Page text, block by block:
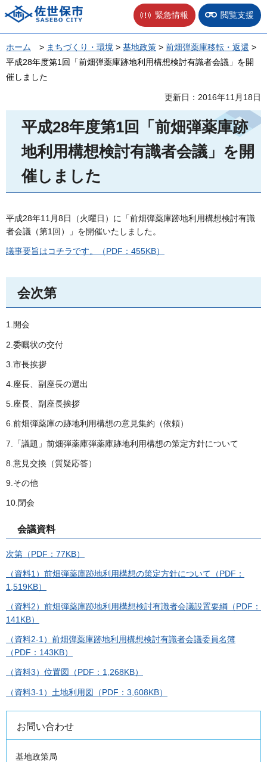
佐世保市 緊急情報 閲覧支援
ホーム > まちづくり・環境 > 基地政策 > 前畑弾薬庫移転・返還 >
平成28年度第1回「前畑弾薬庫跡地利用構想検討有識者会議」を開
催しました
更新日：2016年11月18日
平成28年度第1回「前畑弾薬庫跡
地利用構想検討有識者会議」を開
催しました
平成28年11月8日（火曜日）に「前畑弾薬庫跡地利用構想検討有識
者会議（第1回）」を開催いたしました。
議事要旨はコチラです。（PDF：455KB）
会次第
1.開会
2.委嘱状の交付
3.市長挨拶
4.座長、副座長の選出
5.座長、副座長挨拶
6.前畑弾薬庫の跡地利用構想の意見集約（依頼）
7.「議題」前畑弾薬庫弾薬庫跡地利用構想の策定方針について
8.意見交換（質疑応答）
9.その他
10.閉会
会議資料
次第（PDF：77KB）
（資料1）前畑弾薬庫跡地利用構想の策定方針について（PDF：
1,519KB）
（資料2）前畑弾薬庫跡地利用構想検討有識者会議設置要綱（PDF：
141KB）
（資料2-1）前畑弾薬庫跡地利用構想検討有識者会議委員名簿
（PDF：143KB）
（資料3）位置図（PDF：1,268KB）
（資料3-1）土地利用図（PDF：3,608KB）
お問い合わせ
基地政策局